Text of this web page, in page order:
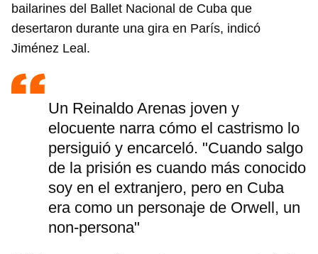
bailarines del Ballet Nacional de Cuba que
desertaron durante una gira en París, indicó
Jiménez Leal.
Un Reinaldo Arenas joven y
elocuente narra cómo el castrismo lo
persiguió y encarceló. "Cuando salgo
de la prisión es cuando más conocido
soy en el extranjero, pero en Cuba
era como un personaje de Orwell, un
non-persona"